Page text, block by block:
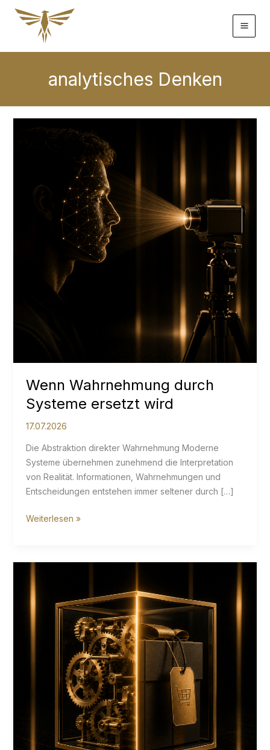
Zum
Inhalt
analytisches Denken
Wenn Wahrnehmung durch
Systeme ersetzt wird
17.07.2026
Die Abstraktion direkter Wahrnehmung Moderne
Systeme übernehmen zunehmend die Interpretation
von Realität. Informationen, Wahrnehmungen und
Entscheidungen entstehen immer seltener durch […]
Wenn
Systeme
ersetzt
wird
Weiterlesen »